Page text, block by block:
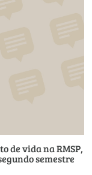
de vida na RMSP,
semestre